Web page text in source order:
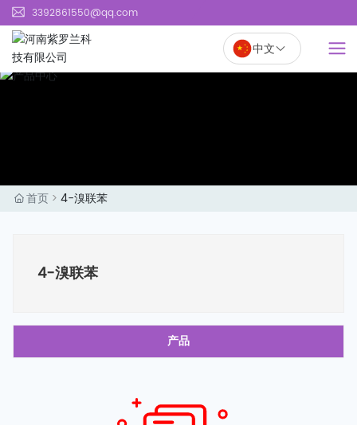
page contents
河
罗
3392861550@qq.com
中文
首页 4-溴联苯
4-溴联苯
产品